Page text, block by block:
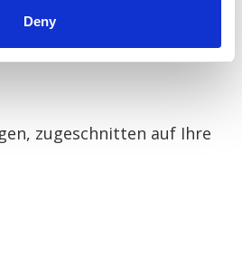
Deny
zugeschnitten auf Ihre